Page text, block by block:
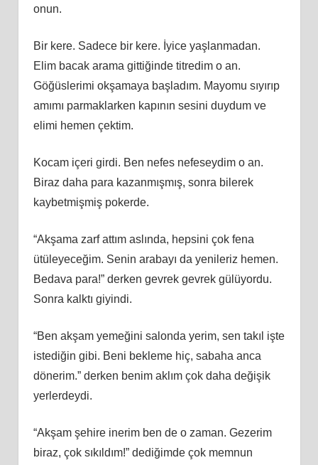
onun.
Bir kere. Sadece bir kere. İyice yaşlanmadan.
Elim bacak arama gittiğinde titredim o an.
Göğüslerimi okşamaya başladım. Mayomu sıyırıp
amımı parmaklarken kapının sesini duydum ve
elimi hemen çektim.
Kocam içeri girdi. Ben nefes nefeseydim o an.
Biraz daha para kazanmışmış, sonra bilerek
kaybetmişmiş pokerde.
“Akşama zarf attım aslında, hepsini çok fena
ütüleyeceğim. Senin arabayı da yenileriz hemen.
Bedava para!” derken gevrek gevrek gülüyordu.
Sonra kalktı giyindi.
“Ben akşam yemeğini salonda yerim, sen takıl işte
istediğin gibi. Beni bekleme hiç, sabaha anca
dönerim.” derken benim aklım çok daha değişik
yerlerdeydi.
“Akşam şehire inerim ben de o zaman. Gezerim
biraz, çok sıkıldım!” dediğimde çok memnun